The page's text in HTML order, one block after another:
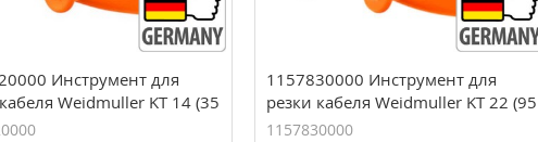
Инструмент для
Weidmuller KT 14 (35
1157830000 Инструмент для
резки кабеля Weidmuller KT 22 (95
мм.кв)
1157830000